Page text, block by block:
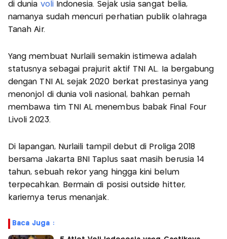
di dunia voliIndonesia. Sejak usia sangat belia,
namanya sudah mencuri perhatian publik olahraga
Tanah Air.
Yang membuat Nurlaili semakin istimewa adalah
statusnya sebagai prajurit aktif TNI AL. Ia bergabung
dengan TNI AL sejak 2020 berkat prestasinya yang
menonjol di dunia voli nasional, bahkan pernah
membawa tim TNI AL menembus babak Final Four
Livoli 2023.
Di lapangan, Nurlaili tampil debut di Proliga 2018
bersama Jakarta BNI Taplus saat masih berusia 14
tahun, sebuah rekor yang hingga kini belum
terpecahkan. Bermain di posisi outside hitter,
kariernya terus menanjak.
Baca Juga :